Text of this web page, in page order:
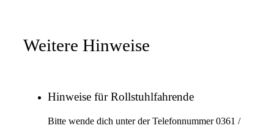
Weitere Hinweise
Hinweise für Rollstuhlfahrende
Bitte wende dich unter der Telefonnummer 0361 /